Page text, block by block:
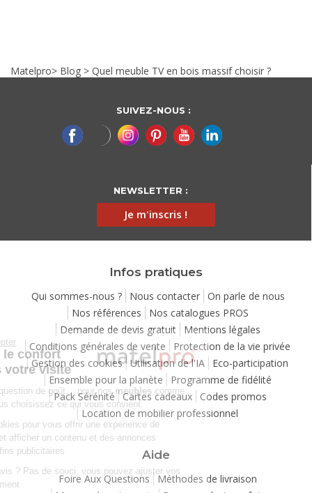
Matelpro> Blog > Quel meuble TV en bois massif choisir ?
SUIVEZ-NOUS :
NEWSLETTER :
Je m'inscris !
Infos pratiques
Qui sommes-nous ? Nous contacter
On parle de nous
Nos références
Nos catalogues PROS
Demande de devis gratuit
Mentions légales
Conditions générales de vente
Protection de la vie privée
Gestion des cookies Utilisation de l'IA
Eco-participation
Ensemble pour la planète
Programme de fidélité
Pack Sérénité
Cartes cadeaux
Codes promos
Location de mobilier professionnel
Aide
Foire Aux Questions Méthodes de livraison
Continuer sans accepter
Chez Matelpro, le confort
commence dès votre visite
Leconfort, c'est une question de goût… pour nos
pour nos cookies ! Vous choisissez ce qui vous convient.
Nous utilisons des cookies pour vous offrir une expérience de
navigation moelleuse et afficher un contenu et des annonces
personnalisées à des fins publicitaires
Besoin de changer d’avis ? Pas de souci, vous pouvez ajuster vos
préférences à tout moment